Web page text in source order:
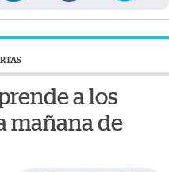
a los
mañana de